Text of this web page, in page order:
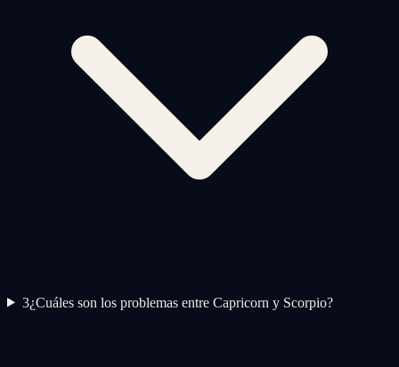
3¿Cuáles son los problemas entre Capricorn y Scorpio?